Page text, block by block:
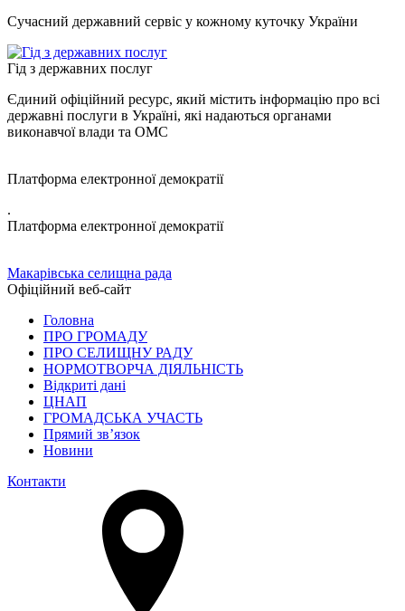
Сучасний державний сервіс у кожному куточку України
Гід з державних послуг
Єдиний офіційний ресурс, який містить інформацію про всі
державні послуги в Україні, які надаються органами
виконавчої влади та ОМС
Платформа електронної демократії
.
Платформа електронної демократії
Макарівська селищна рада
Офіційний веб-сайт
Головна
ПРО ГРОМАДУ
ПРО СЕЛИЩНУ РАДУ
НОРМОТВОРЧА ДІЯЛЬНІСТЬ
Відкриті дані
ЦНАП
ГРОМАДСЬКА УЧАСТЬ
Прямий зв’язок
Новини
Контакти